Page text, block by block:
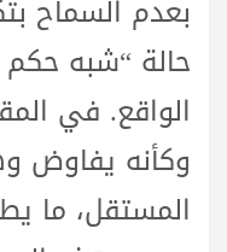
بعدم السماح
حالة “شبه حكم
الواقع. في
وكأنه يفاوض
المستقل، ما